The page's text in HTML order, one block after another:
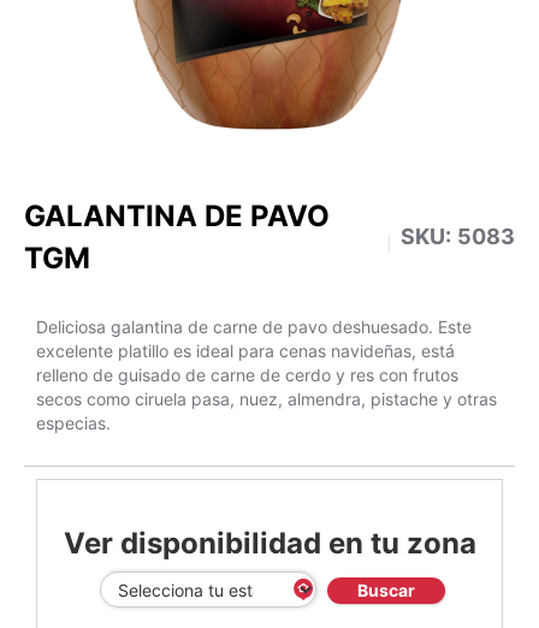
GALANTINA DE PAVO
TGM
SKU: 5083
Deliciosa galantina de carne de pavo deshuesado. Este
excelente platillo es ideal para cenas navideñas, está
relleno de guisado de carne de cerdo y res con frutos
secos como ciruela pasa, nuez, almendra, pistache y otras
especias.
Ver disponibilidad en tu zona
Buscar